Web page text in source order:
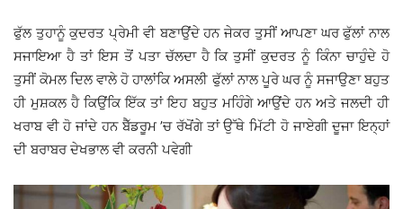
ਫੁੱਲ ਤੁਹਾਨੂੰ ਕੁਦਰਤ ਪ੍ਰੇਮੀ ਵੀ ਬਣਾਉਂਦੇ ਹਨ ਜੇਕਰ ਤੁਸੀਂ ਆਪਣਾ ਘਰ ਫੁੱਲਾਂ ਨਾਲ
ਸਜਾਇਆ ਹੈ ਤਾਂ ਇਸ ਤੋਂ ਪਤਾ ਚੱਲਦਾ ਹੈ ਕਿ ਤੁਸੀਂ ਕੁਦਰਤ ਨੂੰ ਕਿੰਨਾ ਚਾਹੁੰਦੇ ਹੋ
ਤੁਸੀਂ ਕੋਮਲ ਦਿਲ ਵਾਲੇ ਹੋ ਹਾਲਾਂਕਿ ਅਸਲੀ ਫੁੱਲਾਂ ਨਾਲ ਪੂਰੇ ਘਰ ਨੂੰ ਸਜਾਉਣਾ ਬਹੁਤ
ਹੀ ਮੁਸ਼ਕਲ ਹੈ ਕਿਉਂਕਿ ਇੱਕ ਤਾਂ ਇਹ ਬਹੁਤ ਮਹਿੰਗੇ ਆਉਂਦੇ ਹਨ ਅਤੇ ਜਲਦੀ ਹੀ
ਖਰਾਬ ਵੀ ਹੋ ਜਾਂਦੇ ਹਨ ਬੈੱਡਰੂਮ ’ਚ ਰੱਖੋਂਗੇ ਤਾਂ ਉੱਥੇ ਮਿੱਟੀ ਹੋ ਜਾਏਗੀ ਦੂਜਾ ਇਨ੍ਹਾਂ
ਦੀ ਬਰਾਬਰ ਦੇਖਭਾਲ ਵੀ ਕਰਨੀ ਪਵੇਗੀ